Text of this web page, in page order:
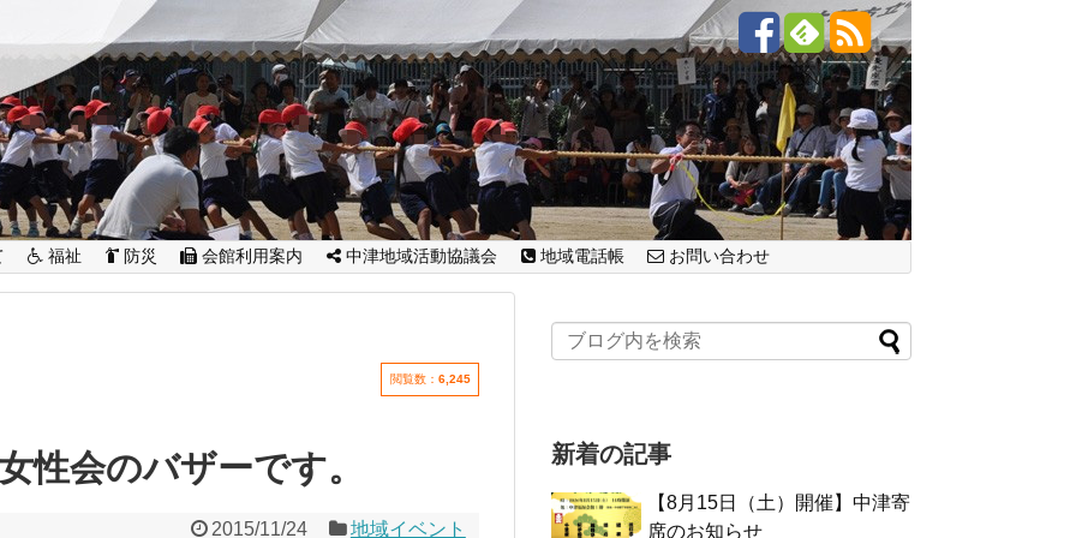
福祉 防災 会館利用案内 中津地域活動協議会 地域電話帳 お問い合わせ
閲覧数： 6,245
性会のバザーです。
2015/11/24 地域イベント
新着の記事
【8月15日（土）開催】中津寄
席のお知らせ